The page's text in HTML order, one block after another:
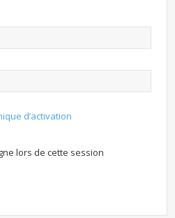
d’activation
lors de cette session